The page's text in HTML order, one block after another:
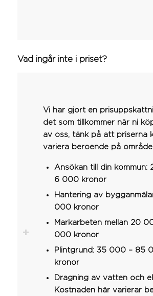
Vad ingår inte i priset?
Vi har gjort en
det som tillkommer när ni
av oss, tänk på att priserna
variera beroende på
Ansökan till din kommun:
6 000 kronor
Hantering av
000 kronor
Markarbeten mellan 20
000 kronor
Plintgrund: 35 000 – 85
kronor
Dragning av vatten och
Kostnaden här varierar